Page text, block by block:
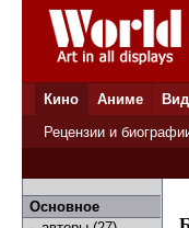
Кино Аниме
Рецензии и
Основное